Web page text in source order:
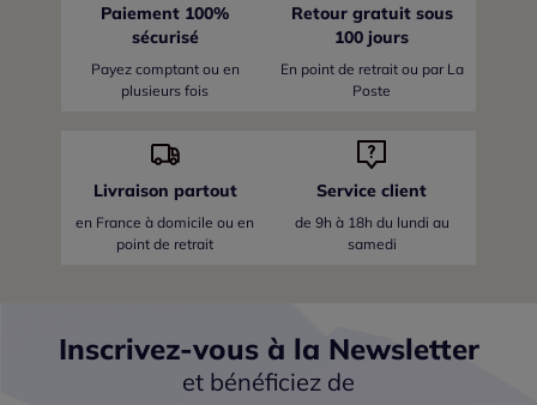
Paiement 100%
sécurisé
Payez comptant ou en
plusieurs fois
Retour gratuit sous
100 jours
En point de retrait ou par La
Poste
Livraison partout
en France à domicile ou en
point de retrait
Service client
de 9h à 18h du lundi au
samedi
Inscrivez-vous à la Newsletter
et bénéficiez de